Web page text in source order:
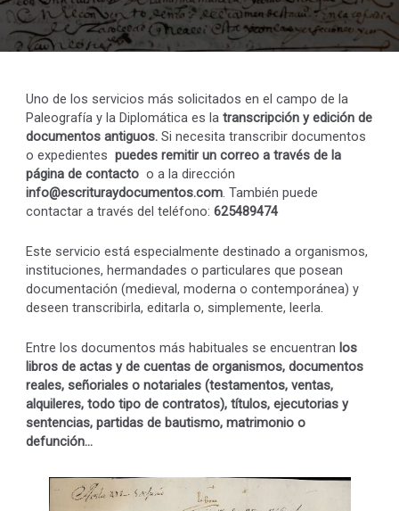
Uno de los servicios más solicitados en el campo de la
Paleografía y la Diplomática es latranscripción y edición de
documentos antiguos.Si necesita transcribir documentos
o expedientespuedes remitir un correo a través de la
página de contacto o a la dirección
info@escrituraydocumentos.com. También puede
contactar a través del teléfono:625489474
Este servicio está especialmente destinado a organismos,
instituciones, hermandades o particulares que posean
documentación (medieval, moderna o contemporánea) y
deseen transcribirla, editarla o, simplemente, leerla.
Entre los documentos más habituales se encuentran los
libros de actas y de cuentas de organismos, documentos
reales, señoriales o notariales (testamentos, ventas,
alquileres, todo tipo de contratos), títulos, ejecutorias y
sentencias, partidas de bautismo, matrimonio o
defunción…